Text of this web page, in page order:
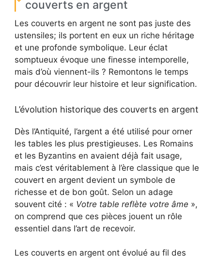
couverts en argent
Les couverts en argent ne sont pas juste des
ustensiles; ils portent en eux un riche héritage
et une profonde symbolique. Leur éclat
somptueux évoque une finesse intemporelle,
mais d’où viennent-ils ? Remontons le temps
pour découvrir leur histoire et leur signification.
L’évolution historique des couverts en argent
Dès l’Antiquité, l’argent a été utilisé pour orner
les tables les plus prestigieuses. Les Romains
et les Byzantins en avaient déjà fait usage,
mais c’est véritablement à l’ère classique que le
couvert en argent devient un symbole de
richesse et de bon goût. Selon un adage
souvent cité : « Votre table reflète votre âme »,
on comprend que ces pièces jouent un rôle
essentiel dans l’art de recevoir.
Les couverts en argent ont évolué au fil des